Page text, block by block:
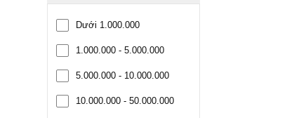
Dưới 1.000.000
1.000.000 - 5.000.000
5.000.000 - 10.000.000
10.000.000 - 50.000.000